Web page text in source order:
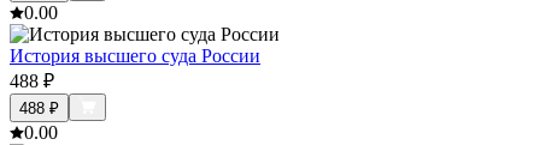
0.00
История высшего суда России
488 ₽
488 ₽
0.00